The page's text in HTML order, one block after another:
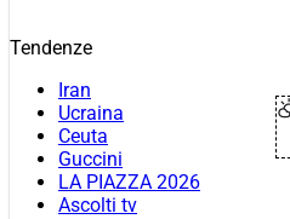
Tendenze
Iran
Ucraina
Ceuta
Guccini
LA PIAZZA 2026
Ascolti tv